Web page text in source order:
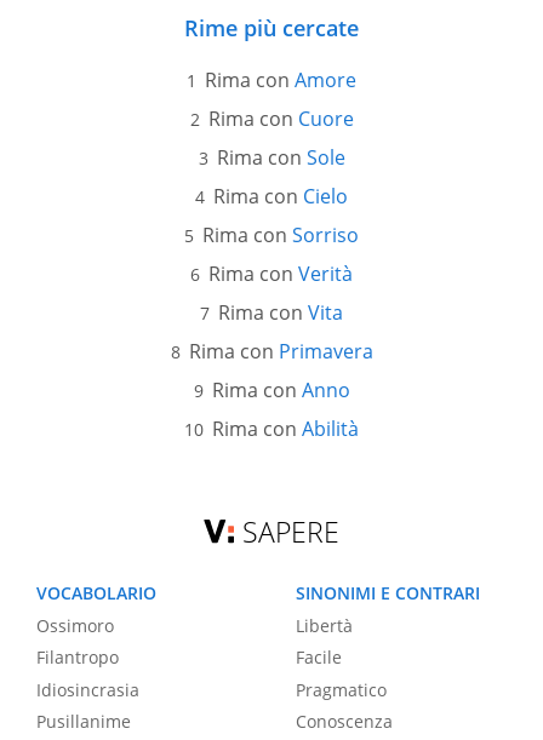
Rime più cercate
Rima con Amore
Rima con Cuore
Rima con Sole
Rima con Cielo
Rima con Sorriso
Rima con Verità
Rima con Vita
Rima con Primavera
Rima con Anno
Rima con Abilità
SAPERE
VOCABOLARIO
Ossimoro
Filantropo
Idiosincrasia
Pusillanime
SINONIMI E CONTRARI
Libertà
Facile
Pragmatico
Conoscenza